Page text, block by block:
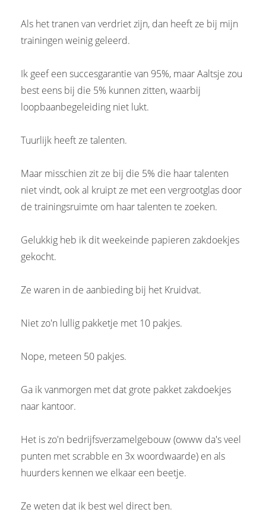
Als het tranen van verdriet zijn, dan heeft ze bij mijn
trainingen weinig geleerd.
Ik geef een succesgarantie van 95%, maar Aaltsje zou
best eens bij die 5% kunnen zitten, waarbij
loopbaanbegeleiding niet lukt.
Tuurlijk heeft ze talenten.
Maar misschien zit ze bij die 5% die haar talenten
niet vindt, ook al kruipt ze met een vergrootglas door
de trainingsruimte om haar talenten te zoeken.
Gelukkig heb ik dit weekeinde papieren zakdoekjes
gekocht.
Ze waren in de aanbieding bij het Kruidvat.
Niet zo'n lullig pakketje met 10 pakjes.
Nope, meteen 50 pakjes.
Ga ik vanmorgen met dat grote pakket zakdoekjes
naar kantoor.
Het is zo'n bedrijfsverzamelgebouw (owww da's veel
punten met scrabble en 3x woordwaarde) en als
huurders kennen we elkaar een beetje.
Ze weten dat ik best wel direct ben.